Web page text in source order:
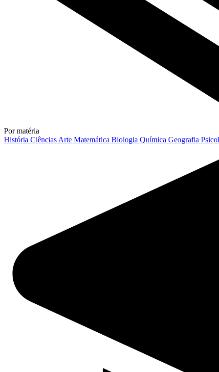
Por matéria
História Ciências Arte Matemática Biologia Química Geografia